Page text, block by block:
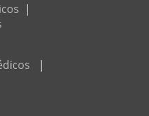
|
|